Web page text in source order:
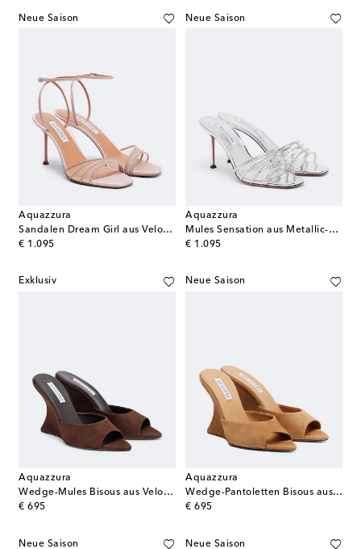
Neue Saison
Aquazzura
Sandalen Dream Girl aus Veloursleder und Mesh
€ 1.095
original price
Neue Saison
Aquazzura
Mules Sensation aus Metallic-Leder
€ 1.095
original price
Exklusiv
Aquazzura
Wedge-Mules Bisous aus Veloursleder
€ 695
original price
Neue Saison
Aquazzura
Wedge-Pantoletten Bisous aus Veloursleder
€ 695
original price
Neue Saison Neue Saison